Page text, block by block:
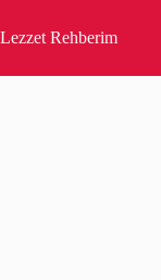
to
content
Lezzet Rehberim